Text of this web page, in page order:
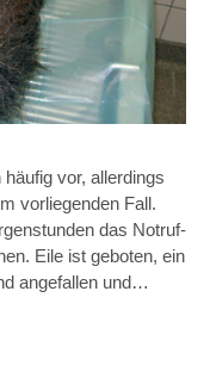
vor, allerdings
vorliegenden Fall.
das Notruf-
Eile ist geboten, ein
angefallen und…